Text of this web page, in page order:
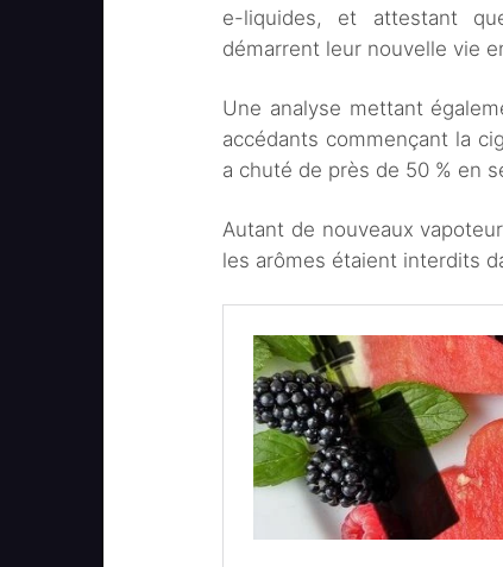
e-liquides, et attestant
démarrent leur nouvelle vie
Une analyse mettant
accédants commençant la
a chuté de près de 50 % en
Autant de nouveaux
les arômes étaient interdits